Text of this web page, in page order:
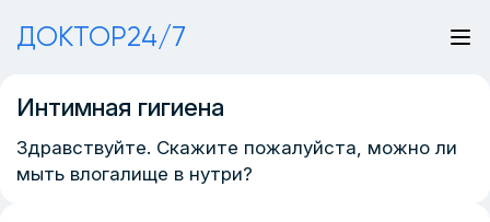
ДОКТОР24/7
Интимная гигиена
Здравствуйте. Скажите пожалуйста, можно ли
мыть влогалище в нутри?